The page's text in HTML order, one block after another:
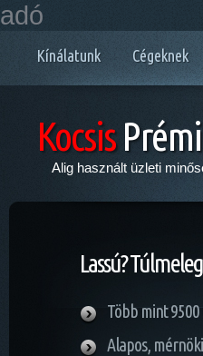
adó
Kínálatunk Cégeknek
Kocsis
Alig használt üzleti
Lassú?
Több mint
Alapos,